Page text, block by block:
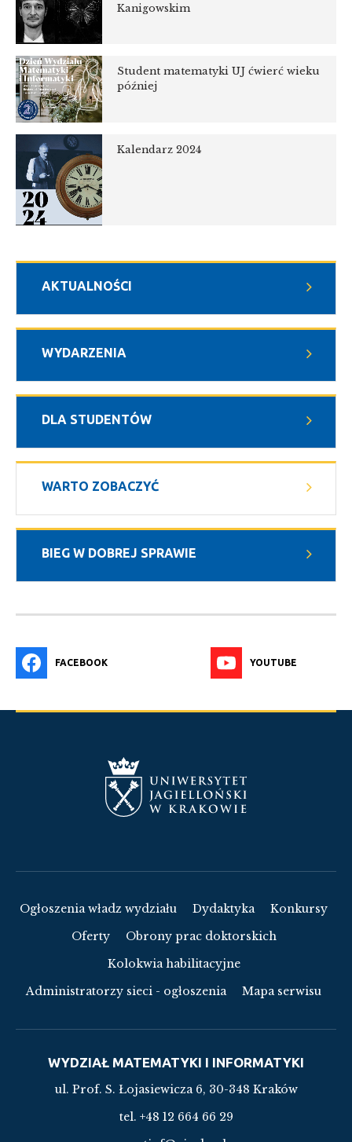
AKTUALNOŚCI
WYDARZENIA
DLA STUDENTÓW
WARTO ZOBACZYĆ
BIEG W DOBREJ SPRAWIE
Kanigowskim
Student matematyki UJ ćwierć wieku
później
Kalendarz 2024
FACEBOOK YOUTUBE
Ogłoszenia władz wydziału Dydaktyka
Konkursy
Oferty
Obrony prac doktorskich
Kolokwia habilitacyjne
Administratorzy sieci - ogłoszenia
Mapa serwisu
WYDZIAŁ MATEMATYKI I INFORMATYKI
ul. Prof. S. Łojasiewicza 6, 30-348 Kraków
tel. +48 12 664 66 29